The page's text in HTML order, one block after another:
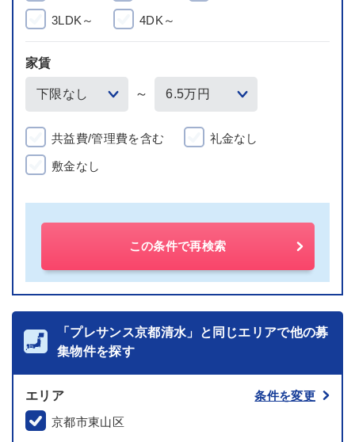
3LDK～ 4DK～
家賃
～
共益費/管理費を含む 礼金なし
敷金なし
この条件で再検索
「プレサンス京都清水」と同じエリアで他の募
集物件を探す
エリア
条件を変更
京都市東山区